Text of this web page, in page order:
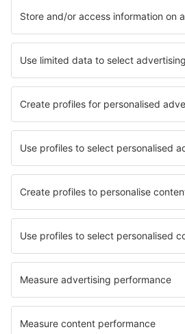
Hoteluri în Myrtle Beach Hoteluri în
Hoteluri în Panama City Beach
Hoteluri în Canyon Lake Hoteluri în
Cele mai bune hoteluri - orașe
Hoteluri în Linsengericht Hoteluri
Hoteluri Lapmezciems Hoteluri în
Hoteluri în Kone Hoteluri în
Cele mai bune hoteluri - regiuni